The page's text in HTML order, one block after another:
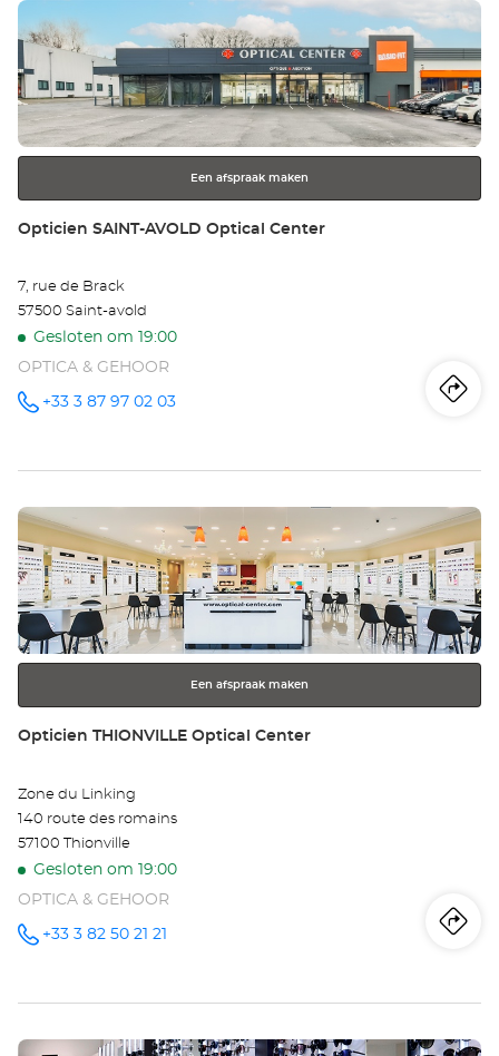
-
Druk
op
de
ENTER
toets
voor
meer
Een afspraak maken
Winkel:
Opticien SAINT-AVOLD Optical Center
7, rue de Brack
57500 Saint-avold
Gesloten om 19:00
OPTICA & GEHOOR
telefoonnummer
+33 3 87 97 02 03
Druk
op
de
ENTER
toets
voor
meer
Een afspraak maken
Winkel:
Opticien THIONVILLE Optical Center
Zone du Linking
140 route des romains
57100 Thionville
Gesloten om 19:00
OPTICA & GEHOOR
telefoonnummer
+33 3 82 50 21 21
Druk